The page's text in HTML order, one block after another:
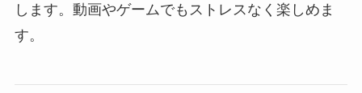
します。動画やゲームでもストレスなく楽しめま
す。